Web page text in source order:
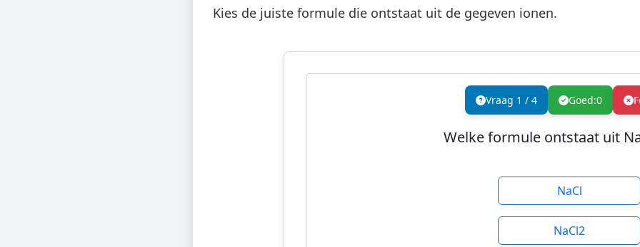
Kies de juiste formule die ontstaat uit de gegeven ionen.
Vraag 1 / 4 Goed:0
Welke formule ontstaat uit
NaCl
NaCl2